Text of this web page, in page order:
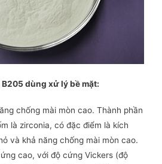
dùng xử lý bề mặt:
chống mài mòn cao. Thành phần
là zirconia, có đặc điểm là kích
và khả năng chống mài mòn cao.
cao, với độ cứng Vickers (độ